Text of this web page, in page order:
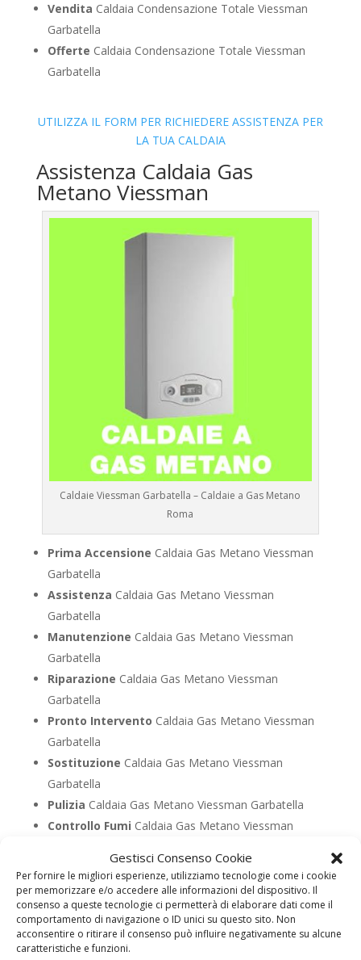
Gestisci Consenso Cookie
Per fornire le migliori esperienze, utilizziamo tecnologie come i cookie
per memorizzare e/o accedere alle informazioni del dispositivo. Il
consenso a queste tecnologie ci permetterà di elaborare dati come il
comportamento di navigazione o ID unici su questo sito. Non
acconsentire o ritirare il consenso può influire negativamente su alcune
caratteristiche e funzioni.
Vendita Caldaia Condensazione Totale Viessman
Garbatella
Offerte Caldaia Condensazione Totale Viessman
Garbatella
UTILIZZA IL FORM PER RICHIEDERE ASSISTENZA PER
LA TUA CALDAIA
Assistenza Caldaia Gas
Metano Viessman
Caldaie Viessman Garbatella – Caldaie a Gas Metano
Roma
Prima Accensione Caldaia Gas Metano Viessman
Garbatella
Assistenza Caldaia Gas Metano Viessman
Garbatella
Manutenzione Caldaia Gas Metano Viessman
Garbatella
Riparazione Caldaia Gas Metano Viessman
Garbatella
Pronto Intervento Caldaia Gas Metano Viessman
Garbatella
Sostituzione Caldaia Gas Metano Viessman
Garbatella
Pulizia Caldaia Gas Metano Viessman Garbatella
Controllo Fumi Caldaia Gas Metano Viessman
Bollino Blu
Caldaia Gas Metano Viessman
Garbatella
VenditaCaldaia Gas Metano Viessman Garbatella
OfferteCaldaia Gas Metano Viessman Garbatella